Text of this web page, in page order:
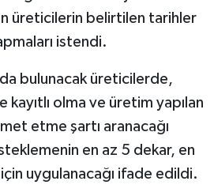
üreticilerin belirtilen tarihler
istendi.
bulunacak üreticilerde,
olma ve üretim yapılan
etme şartı aranacağı
en az 5 dekar, en
uygulanacağı ifade edildi.